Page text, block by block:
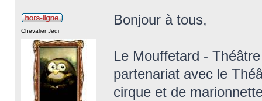
Chevalier Jedi
Bonjour à tous,
Le Mouffetard -
partenariat avec le
cirque et de